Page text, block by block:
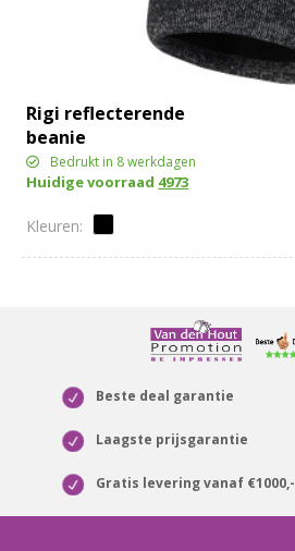
Rigi reflecterende
beanie
Bedrukt in 8 werkdagen
Huidige voorraad 4973
Beste deal garantie
Laagste prijsgarantie
Gratis levering vanaf €1000,-